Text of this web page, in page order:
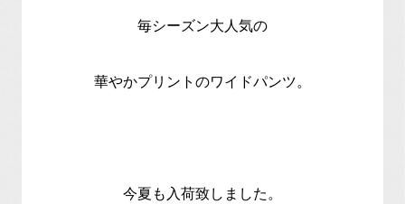
毎シーズン大人気の
華やかプリントのワイドパンツ。
今夏も入荷致しました。